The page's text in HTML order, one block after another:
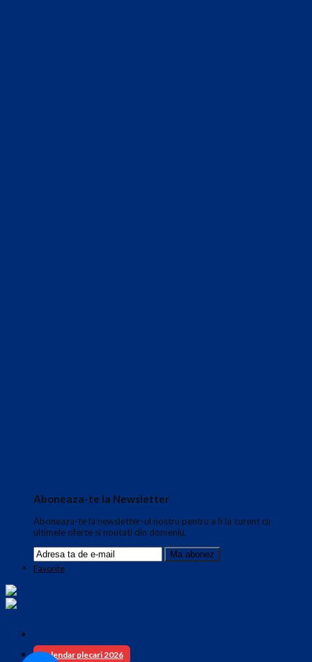
Aboneaza-te la Newsletter
Aboneaza-te la newsletter-ul nostru pentru a fi la curent cu
ultimele oferte si noutati din domeniu.
Favorite
Calendar plecari 2026